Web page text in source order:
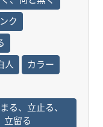
ク
人
カラー
る、立止る、
立留る